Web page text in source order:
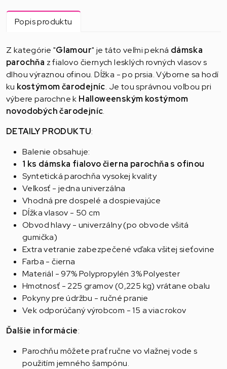
Popis produktu
Z kategórie "Glamour" je táto veľmi pekná dámska
parochňa z fialovo čiernych lesklých rovných vlasov s
dlhou výraznou ofinou. Dĺžka - po prsia. Výborne sa hodí
ku kostýmom čarodejníc. Je tou správnou voľbou pri
výbere parochne k Halloweenským kostýmom
novodobých čarodejníc.
DETAILY PRODUKTU:
Balenie obsahuje:
1 ks dámska fialovo čierna parochňa s ofinou
Syntetická parochňa vysokej kvality
Veľkosť - jedna univerzálna
Vhodná pre dospelé a dospievajúce
Dĺžka vlasov - 50 cm
Obvod hlavy - univerzálny (po obvode všitá
gumička)
Extra vetranie zabezpečené vďaka všitej sieťovine
Farba - čierna
Materiál - 97% Polypropylén 3% Polyester
Hmotnosť - 225 gramov (0,225 kg) vrátane obalu
Pokyny pre údržbu - ručné pranie
Vek odporúčaný výrobcom - 15 a viac rokov
Ďalšie informácie:
Parochňu môžete prať ručne vo vlažnej vode s
použitím jemného šampónu.